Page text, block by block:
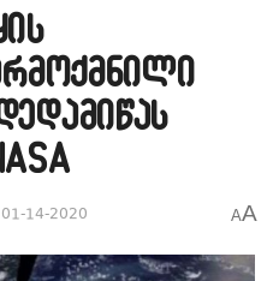
14-2020 AA